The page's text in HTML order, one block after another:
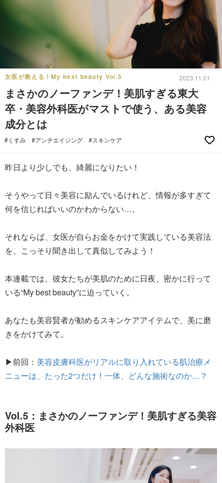
女医が教える！My best beauty Vol.5 2023.11.01
まさかのノーファンデ！美肌すぎる東大
卒・美容外科医がマストで使う、ある美容
成分とは
#くすみ #アンチエイジング #スキンケア
昨日より少しでも、綺麗になりたい！
そうやって日々美容に励んでいるけれど、情報が多すぎて
何を信じればいいのかわからない…。
それならば、女医が自らお金をかけて実践している美容法
を、こっそり聞き出して真似してみよう！
本連載では、彼女たちが美肌のために日夜、密かに行って
いる“My best beauty”に迫っていく。
あなたも美容賢者が勧めるスキンケアアイテムで、美に磨
きをかけてみて。
▶前回： 美容皮膚科医がリアルに取り入れている肌治療メ
ニューは、たった2つだけ！一体、どんな施術なのか…？
Vol.5：まさかのノーファンデ！美肌すぎる美容
外科医